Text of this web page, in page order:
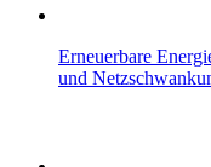
Erneuerbare
und